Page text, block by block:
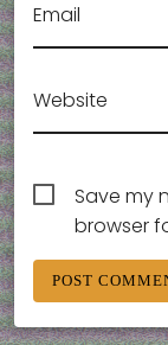
Email
Website
Save my
browser